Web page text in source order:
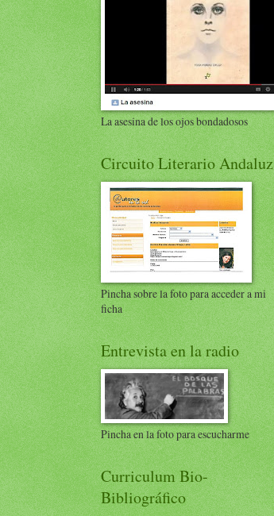
La asesina de los ojos bondadosos
Circuito Literario Andaluz
Pincha sobre la foto para acceder a mi
ficha
Entrevista en la radio
Pincha en la foto para escucharme
Curriculum Bio-
Bibliográfico